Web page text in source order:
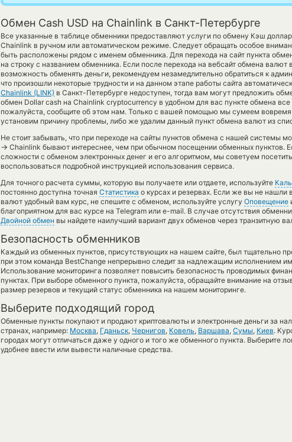
Обмен Cash USD на Chainlink в Санкт-Петербурге
Все указанные в таблице обменники предоставляют услуги по обмену Кэш
Chainlink в ручном или автоматическом режиме. Следует обращать особое
быть расположены рядом с именем обменника. Для перехода на сайт пункта
на строку с названием обменника. Если после перехода на вебсайт обмена валют
возможность обменять деньги, рекомендуем незамедлительно обратиться к
что произошли некоторые трудности и на данном этапе работы сайта
Chainlink (LINK) в Санкт-Петербурге недоступен, тогда вам могут предложить
обмен Dollar cash на Chainlink cryptocurrency в удобном для вас пункте обмена
пожалуйста, сообщите об этом нам. Только с вашей помощью мы сумеем
установим причину проблемы, либо же удалим данный пункт обмена валют из
Не стоит забывать, что при переходе на сайты пунктов обмена с нашей системы
→ Chainlink бывают интереснее, чем при обычном посещении обменных пунктов.
сложности с обменом электронных денег и его алгоритмом, мы советуем
воспользоваться подробной инструкцией использования сервиса.
Для точного расчета суммы, которую вы получаете или отдаете, используйте
постоянно доступна точная Статистика о курсах и резервах. Если же вы не нашли
валют удобный вам курс, не спешите с обменом, используйте услугу Оповещение
благоприятном для вас курсе на Telegram или e-mail. В случае отсутствия
Двойной обмен вы найдете наилучший вариант двух обменов через транзитную
Безопасность обменников
Каждый из обменных пунктов, присутствующих на нашем сайте, был тщательно
при этом команда BestChange непрерывно следит за надлежащим исполнением
Использование мониторинга позволяет повысить безопасность проводимых
пунктах. При выборе обменного пункта, пожалуйста, обращайте внимание на
размер резервов и текущий статус обменника на нашем мониторинге.
Выберите подходящий город
Обменные пункты покупают и продают криптовалюты и электронные деньги за
странах, например: Москва, Гданьск, Чернигов, Ковель, Варшава, Сумы, Киев.
городах могут отличаться даже у одного и того же обменного пункта. Выберите
удобнее ввести или вывести наличные средства.